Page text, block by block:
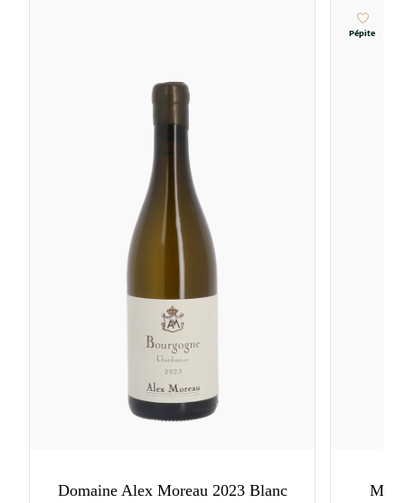
Domaine Alex Moreau 2023 Blanc
Pépite